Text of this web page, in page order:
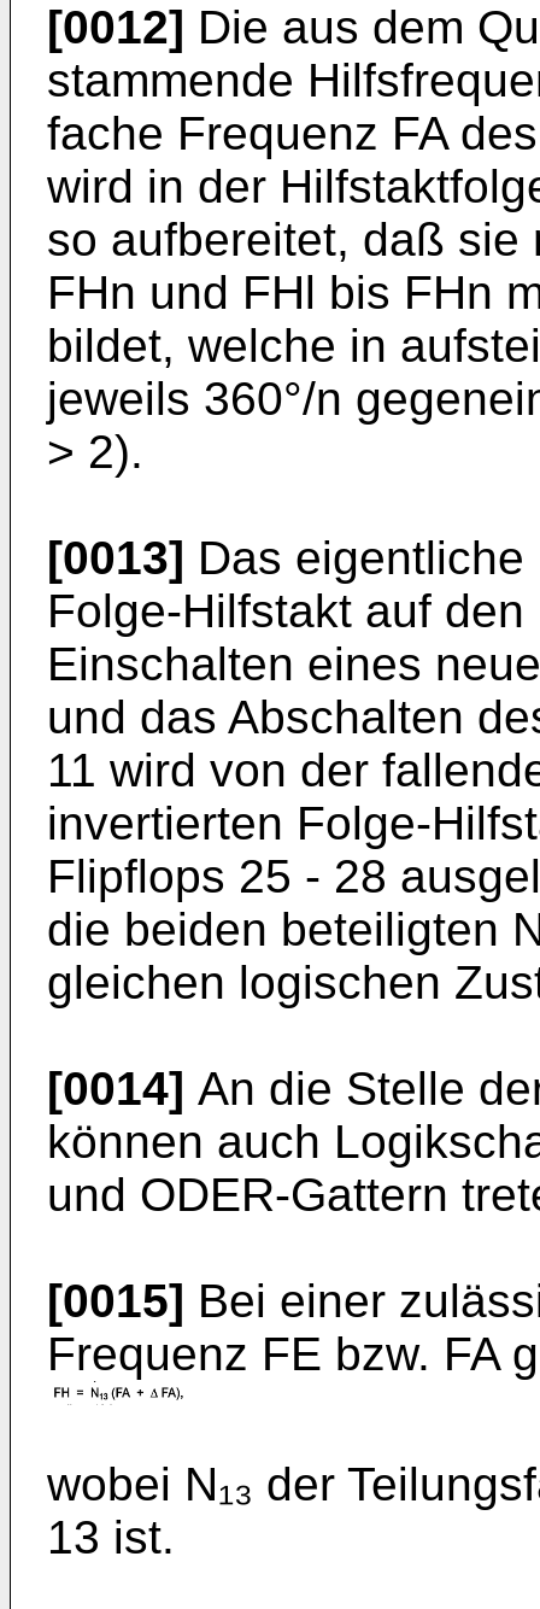
[0012] Die aus dem
stammende
fache Frequenz FA
wird in der
so aufbereitet, daß sie
FHn und FHl bis FHn
bildet, welche in
jeweils 360°/n
> 2).
[0013] Das
Folge-Hilfstakt auf
Einschalten eines
und das Abschalten
11 wird von der
invertierten Folge-
Flipflops 25 - 28
die beiden beteiligten
gleichen logischen
[0014] An die Stelle
können auch
und ODER-Gattern
[0015] Bei einer
Frequenz FE bzw. FA
wobei N₁₃ der
13 ist.